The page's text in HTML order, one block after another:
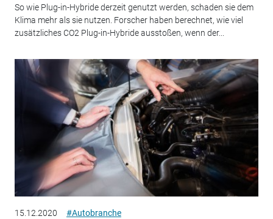
So wie Plug-in-Hybride derzeit genutzt werden, schaden sie dem
Klima mehr als sie nutzen. Forscher haben berechnet, wie viel
zusätzliches CO2 Plug-in-Hybride ausstoßen, wenn der...
15.12.2020 #Autobranche